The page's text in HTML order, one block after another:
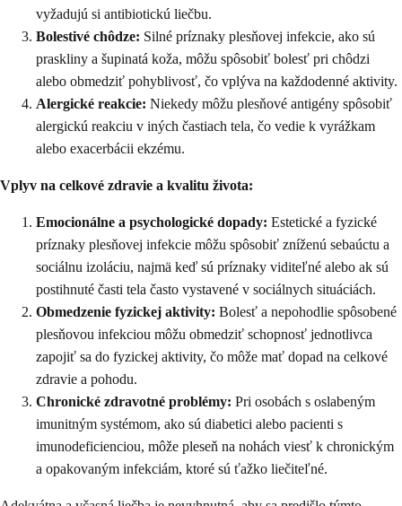
vyžadujú si antibiotickú liečbu.
Bolestivé chôdze: Silné príznaky plesňovej infekcie, ako sú
praskliny a šupinatá koža, môžu spôsobiť bolesť pri chôdzi
alebo obmedziť pohyblivosť, čo vplýva na každodenné aktivity.
Alergické reakcie: Niekedy môžu plesňové antigény spôsobiť
alergickú reakciu v iných častiach tela, čo vedie k vyrážkam
alebo exacerbácii ekzému.
Vplyv na celkové zdravie a kvalitu života:
Emocionálne a psychologické dopady: Estetické a fyzické
príznaky plesňovej infekcie môžu spôsobiť zníženú sebaúctu a
sociálnu izoláciu, najmä keď sú príznaky viditeľné alebo ak sú
postihnuté časti tela často vystavené v sociálnych situáciách.
Obmedzenie fyzickej aktivity: Bolesť a nepohodlie spôsobené
plesňovou infekciou môžu obmedziť schopnosť jednotlivca
zapojiť sa do fyzickej aktivity, čo môže mať dopad na celkové
zdravie a pohodu.
Chronické zdravotné problémy: Pri osobách s oslabeným
imunitným systémom, ako sú diabetici alebo pacienti s
imunodeficienciou, môže pleseň na nohách viesť k chronickým
a opakovaným infekciám, ktoré sú ťažko liečiteľné.